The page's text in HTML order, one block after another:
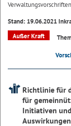
Verwaltungsvorschriften
Stand: 19.06.2021
Außer Kraft
Richtlinie für
für
Initiativen